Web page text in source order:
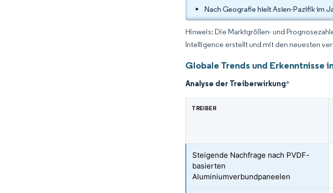
Nach Geografie hielt Asien-Pazifik im
Hinweis: Die Marktgrößen- und
Intelligence erstellt und mit den neuesten
Globale Trends und Erkenntnisse
Analyse der Treiberwirkung*
TREIBER
Steigende Nachfrage nach PVDF-
basierten
Aluminiumverbundpaneelen